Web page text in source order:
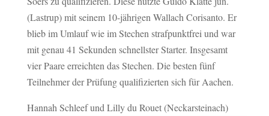
(Lastrup) mit seinem 10-jährigen Wallach Corisanto. Er
blieb im Umlauf wie im Stechen strafpunktfrei und war
mit genau 41 Sekunden schnellster Starter. Insgesamt
vier Paare erreichten das Stechen. Die besten fünf
Teilnehmer der Prüfung qualifizierten sich für Aachen.
Hannah Schleef und Lilly du Rouet (Neckarsteinach)